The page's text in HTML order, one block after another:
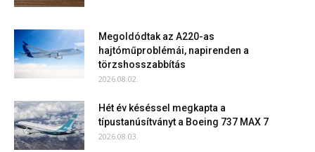
Megoldódtak az A220-as
hajtóműproblémái, napirenden a
törzshosszabbítás
2026.08.02.
Hét év késéssel megkapta a
típustanúsítványt a Boeing 737 MAX 7
2026.08.03.